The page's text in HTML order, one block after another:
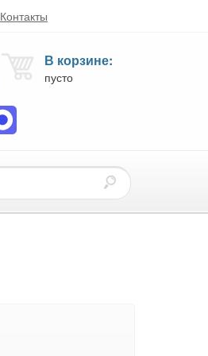
Контакты
В корзине:
пусто